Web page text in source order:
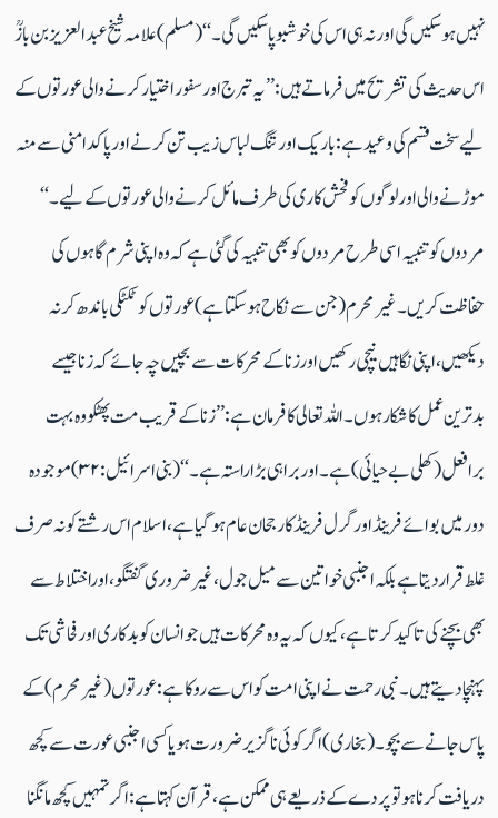
نہیں ہوسکیں گی اورنہ ہی اس کی خوشبوپاسکیں گی۔‘‘ (مسلم) علامہ شیخ عبدالعزیز بن بازؒ
اس حدیث کی تشریح میں فرماتے ہیں: ’’یہ تبرج اورسفور اختیارکرنے والی عورتوں کے
لیے سخت قسم کی وعیدہے: باریک اور تنگ لباس زیب تن کرنے اور پاکدامنی سے منہ
موڑنے والی اور لوگوں کو فحش کاری کی طرف مائل کرنے والی عورتوں کے لیے ۔‘‘
مردوں کوتنبیہ اسی طرح مردوں کوبھی تنبیہ کی گئی ہے کہ وہ اپنی شرم گاہوں کی
حفاظت کریں۔ غیرمحرم (جن سے نکاح ہوسکتاہے) عورتوں کو ٹکٹکی باندھ کر نہ
دیکھیں،اپنی نگاہیں نیچی رکھیں اورزنا کے محرکات سے بچیں چہ جائے کہ زناجیسے
بدترین عمل کا شکارہوں۔اللہ تعالی کا فرمان ہے:’’زنا کے قریب مت پھٹکو وہ بہت
برافعل (کھلی بے حیائی ) ہے۔اور براہی بڑا راستہ ہے۔‘‘ (بنی اسرائیل :۳۲)موجودہ
دورمیں بوائے فرینڈاور گرل فرینڈکا رجحان عام ہوگیا ہے ،اسلام اس رشتے کو نہ صرف
غلط قراردیتاہے بلکہ اجنبی خواتین سے میل جول،غیرضروری گفتگو، اوراختلاط سے
بھی بچنے کی تاکید کرتا ہے،کیوں کہ یہ وہ محرکات ہیں جو انسان کو بدکاری اورفحاشی تک
پہنچادیتے ہیں۔نبی رحمت نے اپنی امت کو اس سے روکا ہے: عورتوں(غیرمحرم)کے
پاس جانے سے بچو۔ (بخاری) اگرکوئی ناگزیرضرورت ہو یاکسی اجنبی عورت سے کچھ
دریافت کرنا ہوتو پردے کے ذریعے ہی ممکن ہے ،قرآن کہتاہے: اگر تمہیں کچھ مانگنا